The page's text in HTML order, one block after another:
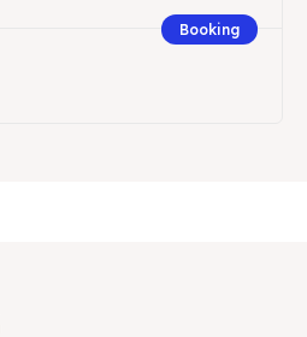
Booking